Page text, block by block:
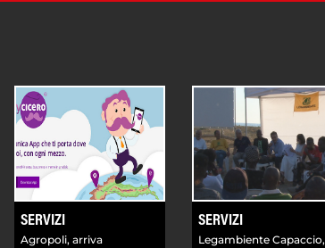
SERVIZI
Agropoli, arriva
SERVIZI
Legambiente Capaccio,